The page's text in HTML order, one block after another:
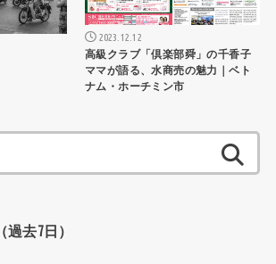
2023.12.12
高級クラブ「倶楽部舜」の千香子
ママが語る、水商売の魅力｜ベト
ナム・ホーチミン市
索:
過去7日）